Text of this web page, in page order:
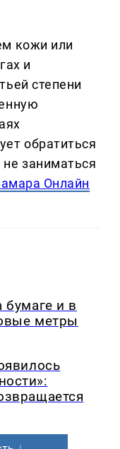
кожи или
и
степени
обратиться
заниматься
Онлайн
бумаге и в
метры